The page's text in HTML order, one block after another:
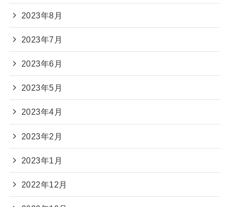
2023年8月
2023年7月
2023年6月
2023年5月
2023年4月
2023年2月
2023年1月
2022年12月